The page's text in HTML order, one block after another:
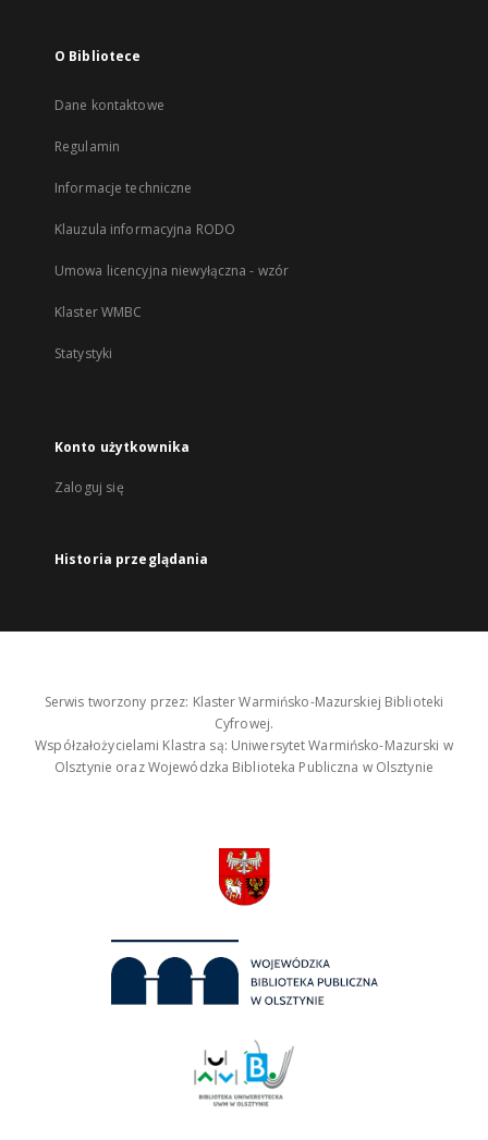
O Bibliotece
Dane kontaktowe
Regulamin
Informacje techniczne
Klauzula informacyjna RODO
Umowa licencyjna niewyłączna - wzór
Klaster WMBC
Statystyki
Konto użytkownika
Zaloguj się
Historia przeglądania
Serwis tworzony przez: Klaster Warmińsko-Mazurskiej Biblioteki
Cyfrowej.
Współzałożycielami Klastra są: Uniwersytet Warmińsko-Mazurski w
Olsztynie oraz Wojewódzka Biblioteka Publiczna w Olsztynie